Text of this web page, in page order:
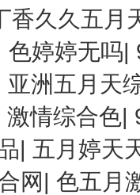
香久久五月
色婷婷无吗|
亚洲五月天
激情综合色|
| 五月婷天
网| 色五月